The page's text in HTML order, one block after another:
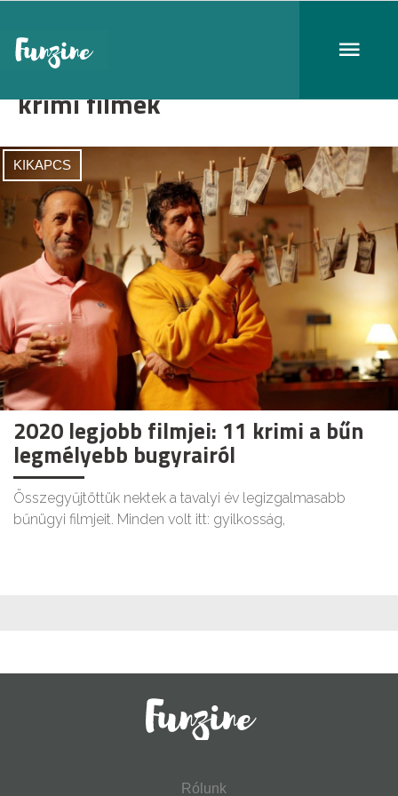
krimi filmek
KIKAPCS
2020 legjobb filmjei: 11 krimi a bűn
legmélyebb bugyrairól
Összegyűjtöttük nektek a tavalyi év legizgalmasabb
bűnügyi filmjeit. Minden volt itt: gyilkosság,
Rólunk